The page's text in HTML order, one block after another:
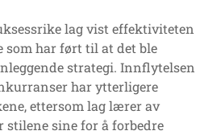
lag vist effektiviteten
som har ført til at det ble
strategi. Innflytelsen
har ytterligere
ettersom lag lærer av
stilene sine for å forbedre